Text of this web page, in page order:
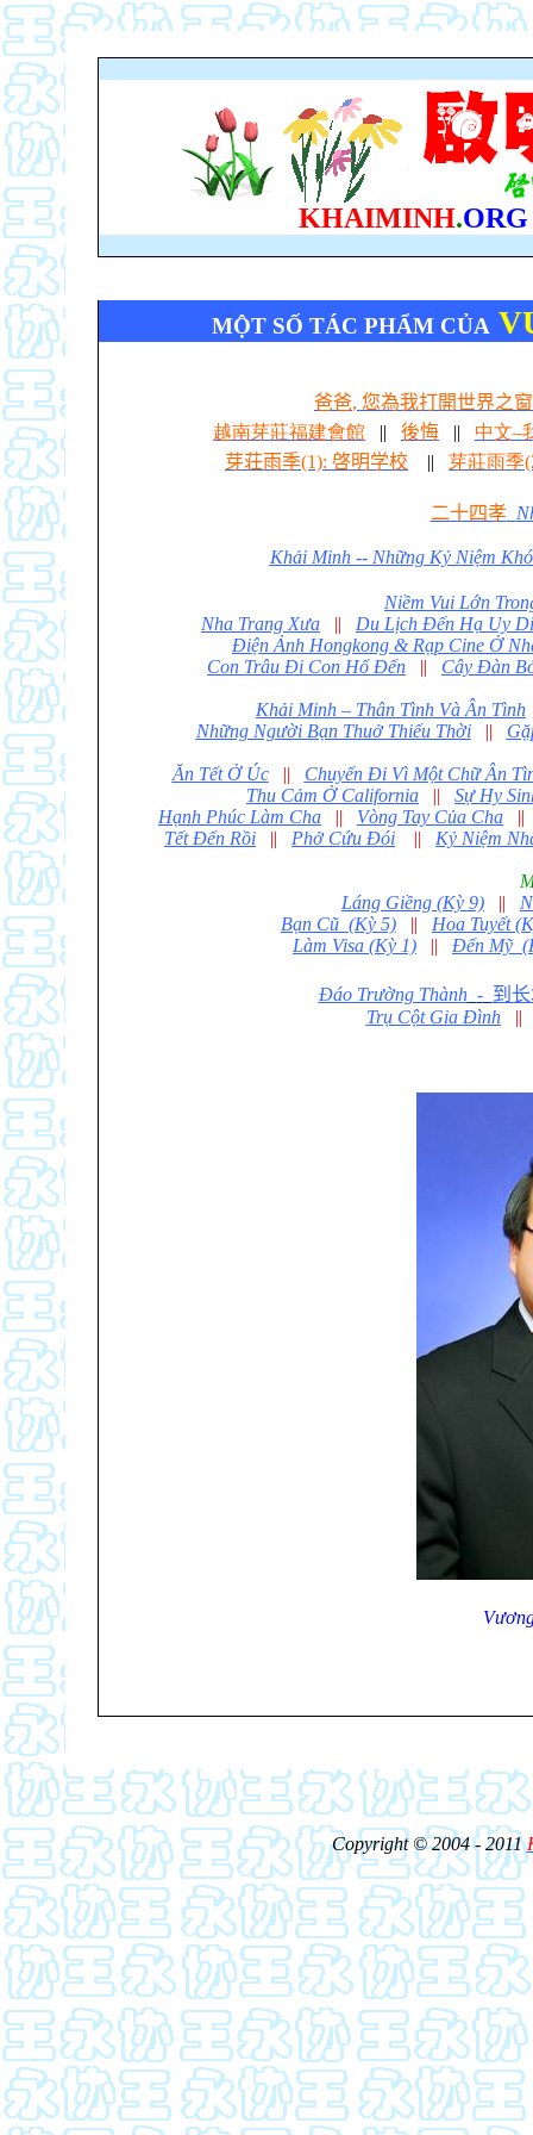
KHAIMINH.ORG
MỘT SỐ TÁC PHẨM CỦA
爸爸, 您為我打開世界之窗
越南芽莊福建會館
|| 後悔 ||
中文–
芽荘雨季(1): 啓明学校 || 芽莊雨季
二十四孝
Khải Minh -- Những Kỷ Niệm
Niềm Vui Lớn
Nha Trang Xưa
||
Du Lịch Đến Hạ Uy Di
Điện Ảnh Hongkong & Rạp Cine Ở
Con Trâu Đi Con Hổ Đến
|| Cây Đàn
Khải Minh – Thân Tình Và Ân Tình
Những Người Bạn Thuở Thiếu Thời
||
Ăn Tết Ở Úc ||
Chuyến Đi Vì Một Chữ Ân
Thu Cảm Ở California
||
Sự Hy
Hạnh Phúc Làm Cha
|| Vòng Tay Của Cha
||
Tết Đến Rồi
|| Phở Cứu Đói || Kỷ Niệm
Láng Giềng (Kỳ 9)
||
Bạn Cũ (Kỳ 5) ||
Hoa Tuyết
Làm Visa (Kỳ 1)
|| Đến Mỹ
Đáo Trường Thành - 到
Trụ Cột Gia Đình
||
Copyright © 2004 - 2011